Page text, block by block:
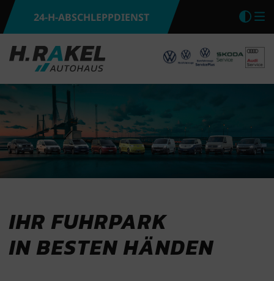
24-H-ABSCHLEPPDIENST
IHR FUHRPARK
IN BESTEN HÄNDEN